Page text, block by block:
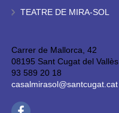
TEATRE DE MIRA-SOL
Carrer de Mallorca, 42
08195 Sant Cugat del Vallès
93 589 20 18
casalmirasol@santcugat.cat